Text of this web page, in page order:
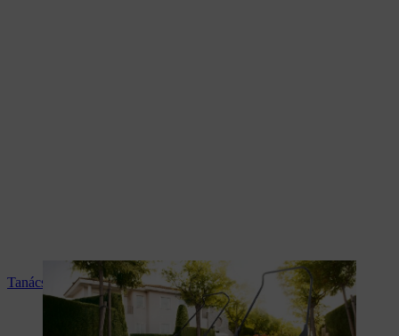
Tanácsadás és termékismertetés